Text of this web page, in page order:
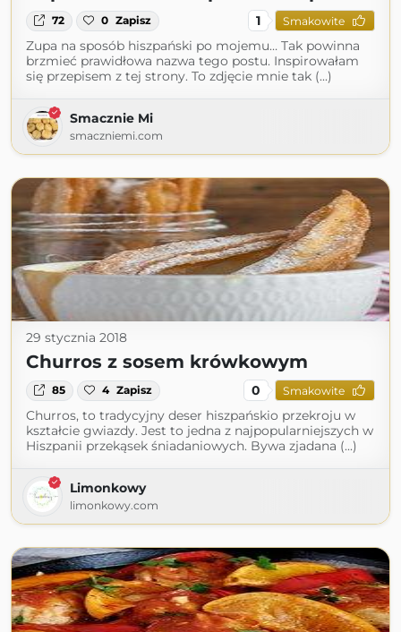
72 0 Zapisz 1 Smakowite
Zupa na sposób hiszpański po mojemu… Tak powinna
brzmieć prawidłowa nazwa tego postu. Inspirowałam
się przepisem z tej strony. To zdjęcie mnie tak (...)
Smacznie Mi
smaczniemi.com
29 stycznia 2018
Churros z sosem krówkowym
85 4 Zapisz 0 Smakowite
Churros, to tradycyjny deser hiszpańskio przekroju w
kształcie gwiazdy. Jest to jedna z najpopularniejszych w
Hiszpanii przekąsek śniadaniowych. Bywa zjadana (...)
Limonkowy
limonkowy.com